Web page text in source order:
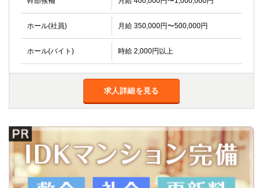
ホール(社員) 月給 350,000円〜500,000円
ホール(バイト) 時給 2,000円以上
求人詳細を見る